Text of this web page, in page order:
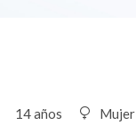
14 años Mujer